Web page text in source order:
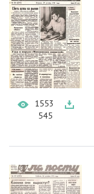
1553
545